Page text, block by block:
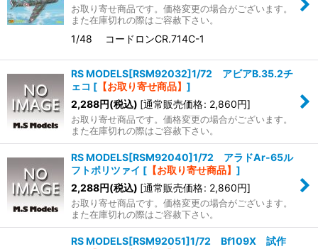
お取り寄せ商品です。価格変更の場合がございます。
また在庫切れの際はご容赦下さい。
1/48 コードロンCR.714C-1
RS MODELS[RSM92032]1/72 アビアB.35.2チ
ェコ [ 【お取り寄せ商品】 ]
2,288円(税込) [通常販売価格: 2,860円]
お取り寄せ商品です。価格変更の場合がございます。
また在庫切れの際はご容赦下さい。
RS MODELS[RSM92040]1/72 アラドAr-65ル
フトポリツァイ [ 【お取り寄せ商品】 ]
2,288円(税込) [通常販売価格: 2,860円]
お取り寄せ商品です。価格変更の場合がございます。
また在庫切れの際はご容赦下さい。
RS MODELS[RSM92051]1/72 Bf109X 試作